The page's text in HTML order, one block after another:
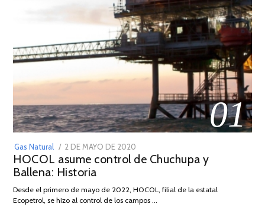
01
Gas Natural
POSTED
ON
2 DE MAYO DE 2020
DE
2026
HOCOL asume control de Chuchupa y
Ballena: Historia
Desde el primero de mayo de 2022, HOCOL, filial de la estatal
Ecopetrol, se hizo al control de los campos …